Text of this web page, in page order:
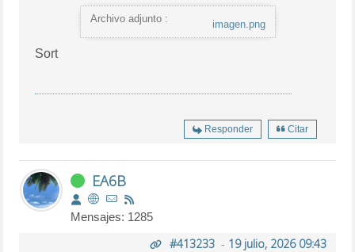
Archivo adjunto : imagen.png
Sort
Responder Citar
EA6B
Mensajes: 1285
#413233- 19 julio, 2026 09:43